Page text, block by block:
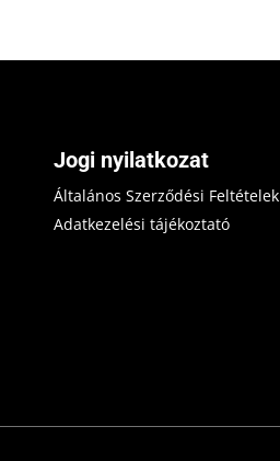
Jogi nyilatkozat
Általános Szerződési Feltételek
Adatkezelési tájékoztató